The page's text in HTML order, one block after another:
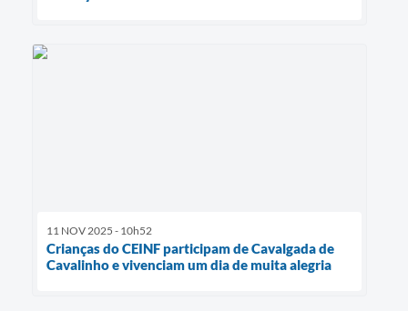
11 NOV 2025 - 10h52
Crianças do CEINF participam de Cavalgada de
Cavalinho e vivenciam um dia de muita alegria